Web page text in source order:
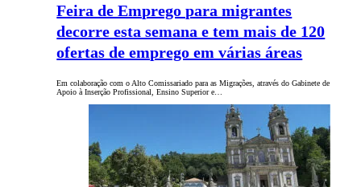
Feira de Emprego para migrantes
decorre esta semana e tem mais de 120
ofertas de emprego em várias áreas
Em colaboração com o Alto Comissariado para as Migrações, através do Gabinete de
Apoio à Inserção Profissional, Ensino Superior e…